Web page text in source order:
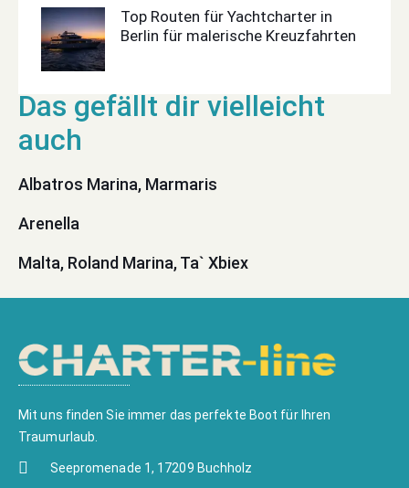
Top Routen für Yachtcharter in
Berlin für malerische Kreuzfahrten
Albatros Marina, Marmaris
Arenella
Malta, Roland Marina, Ta` Xbiex
Mit uns finden Sie immer das perfekte Boot für Ihren
Traumurlaub.
Seepromenade 1, 17209 Buchholz